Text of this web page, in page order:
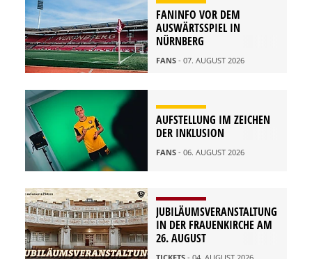
FANINFO VOR DEM
AUSWÄRTSSPIEL IN
NÜRNBERG
FANS - 07. AUGUST 2026
AUFSTELLUNG IM ZEICHEN
DER INKLUSION
FANS - 06. AUGUST 2026
JUBILÄUMSVERANSTALTUNG
IN DER FRAUENKIRCHE AM
26. AUGUST